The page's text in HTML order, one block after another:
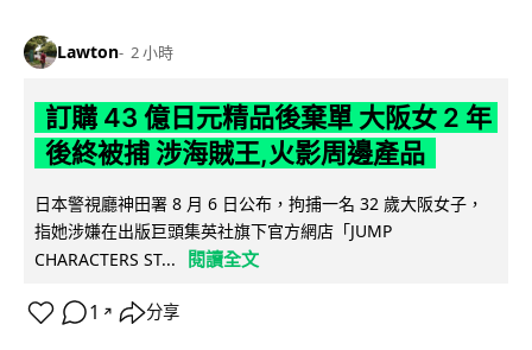
Lawton 2 小時
訂購 43 億日元精品後棄單 大阪女 2 年
後終被捕 涉海賊王,火影周邊產品
日本警視廳神田署 8 月 6 日公布，拘捕一名 32 歲大阪女子，
指她涉嫌在出版巨頭集英社旗下官方網店「JUMP
CHARACTERS ST...
閱讀全文
1 ↗ 分享